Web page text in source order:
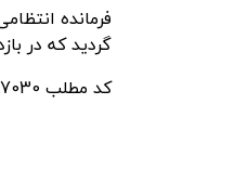
فرمانده
گردید که در بازدید از آن تعداد ۷۷ قبضه سلاح
کد مطلب